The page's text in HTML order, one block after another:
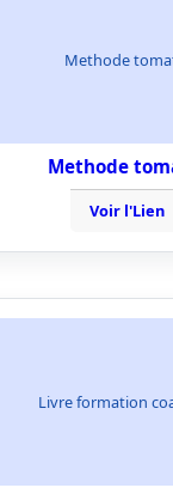
Methode
Methode
Voir l'Lien
Livre formation